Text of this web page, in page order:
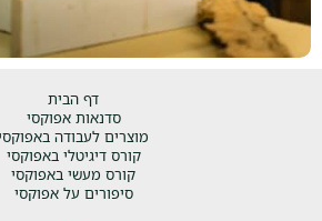
דף הבית
סדנאות אפוקסי
מוצרים לעבודה
קורס דיגיטלי באפוקסי
קורס מעשי באפוקסי
סיפורים על אפוקסי